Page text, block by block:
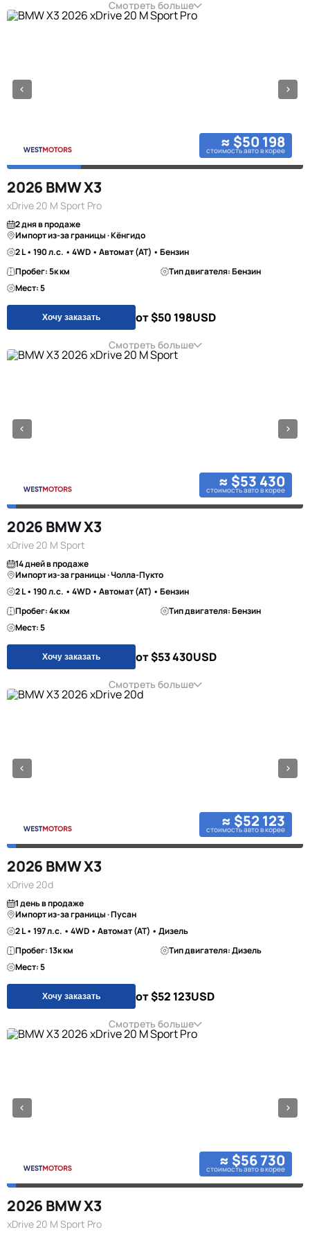
Смотреть больше
≈ $50 198
стоимость авто в корее
2026 BMW X3
xDrive 20 M Sport Pro
2 дня в продаже
Импорт из-за границы · Кёнгидо
2 L • 190 л.с. • 4WD • Автомат (AT) • Бензин
Пробег: 5к км
Тип двигателя: Бензин
Мест: 5
Хочу заказать от $50 198USD
Смотреть больше
≈ $53 430
стоимость авто в корее
2026 BMW X3
xDrive 20 M Sport
14 дней в продаже
Импорт из-за границы · Чолла-Пукто
2 L • 190 л.с. • 4WD • Автомат (AT) • Бензин
Пробег: 4к км
Тип двигателя: Бензин
Мест: 5
Хочу заказать от $53 430USD
Смотреть больше
≈ $52 123
стоимость авто в корее
2026 BMW X3
xDrive 20d
1 день в продаже
Импорт из-за границы · Пусан
2 L • 197 л.с. • 4WD • Автомат (AT) • Дизель
Пробег: 13к км
Тип двигателя: Дизель
Мест: 5
Хочу заказать от $52 123USD
Смотреть больше
≈ $56 730
стоимость авто в корее
2026 BMW X3
xDrive 20 M Sport Pro